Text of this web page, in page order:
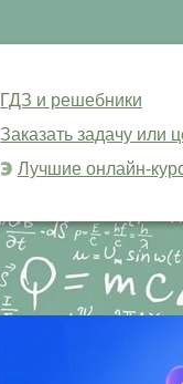
ГДЗ и решебники
Заказать задачу или
Лучшие онлайн-